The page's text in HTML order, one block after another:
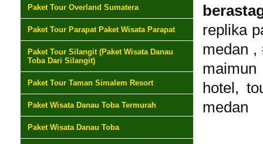
Paket Tour Overland Sumatera
Paket Tour Parapat Paket Wisata Parapat
Paket Tour Silangit (Paket Wisata Danau
Toba Dari Silangit)
Paket Tour Taman Simalem Resort
Paket Wisata Danau Toba Termurah
Paket Wisata Danau Toba
replika
medan ,
hotel,
medan